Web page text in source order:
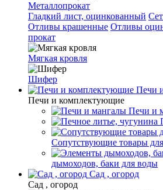
Металлопрокат
Гладкий лист, оцинкованный
Отливы крашенные Отливы
прокат
Мягкая кровля
Шифер
Печи
Печи и комплектующие
Печи и
Сопутствующие товары
дымоходов, баки для воды
Сад , огород
Сад , огород